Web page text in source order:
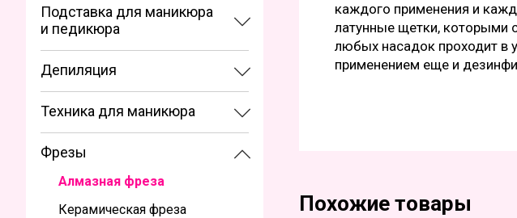
Подставка для маникюра
и педикюра
Депиляция
Техника для маникюра
Фрезы
Алмазная фреза
Керамическая фреза
каждого применения и
латунные щетки, которыми
любых насадок проходит в
применением еще и
Похожие товары